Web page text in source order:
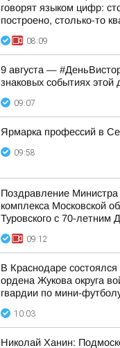
говорят языком цифр:
построено, столько-то
08:09
9 августа —
знаковых событиях этой
09:07
Ярмарка профессий в
09:58
Поздравление Министра
комплекса Московской
Туровского с 70-летним
09:12
В Краснодаре
ордена Жукова округа
гвардии по мини-
10:03
Николай Ханин: